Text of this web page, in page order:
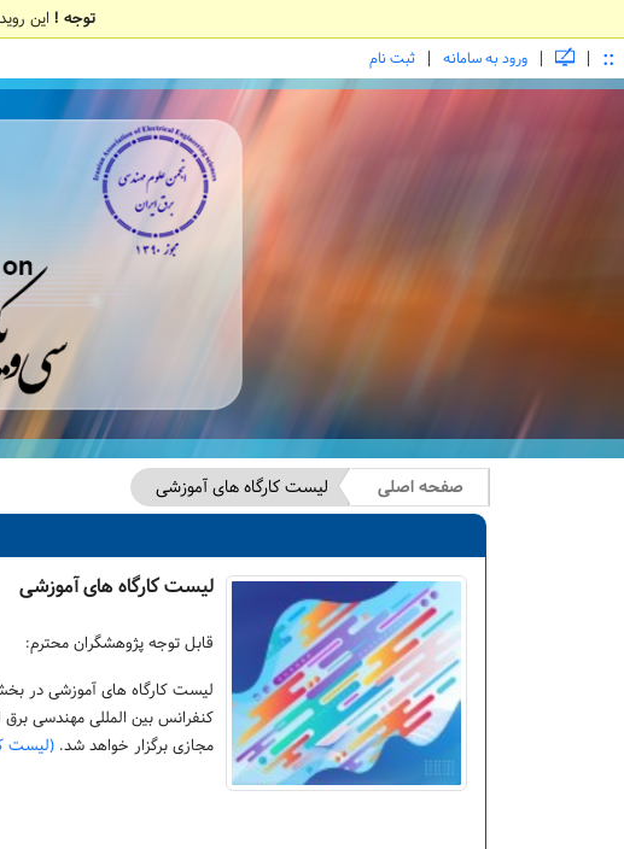
توجه ! این
::
|
| ورود به سامانه | ثبت نام
صفحه اصلی لیست کارگاه های آموزشی
لیست کارگاه های آموزشی
قابل توجه پژوهشگران محترم:
لیست کارگاه های آموزشی در
کنفرانس بین المللی مهندسی
مجازی برگزار خواهد شد. (لیست